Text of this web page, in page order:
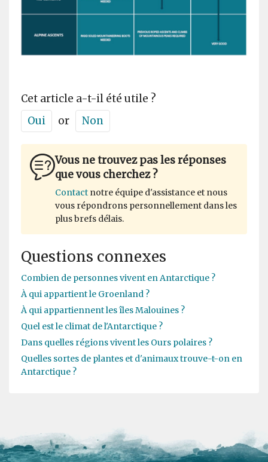
Cet article a-t-il été utile ?
Oui
or Non
Vous ne trouvez pas les réponses
que vous cherchez ?
Contact notre équipe d'assistance et nous
vous répondrons personnellement dans les
plus brefs délais.
Questions connexes
Combien de personnes vivent en Antarctique ?
À qui appartient le Groenland ?
À qui appartiennent les îles Malouines ?
Quel est le climat de l'Antarctique ?
Dans quelles régions vivent les Ours polaires ?
Quelles sortes de plantes et d'animaux trouve-t-on en
Antarctique ?